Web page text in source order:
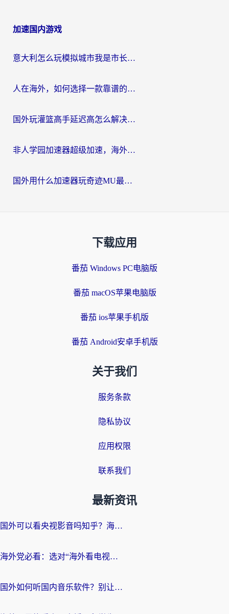
加速国内游戏
意大利怎么玩模拟城市我是市长？海外党国服游戏加速终极攻略（附三国3量子特攻解决办法）
人在海外，如何选择一款靠谱的玩剑灵2加速器？
国外玩灌篮高手延迟高怎么解决？海外玩家国服游戏加速终极指南
非人学园加速器超级加速，海外玩家重返国服的通行证
国外用什么加速器玩奇迹MU最好？2026海外玩家国服游戏加速全攻略
下载应用
番茄 Windows PC电脑版
番茄 macOS苹果电脑版
番茄 ios苹果手机版
番茄 Android安卓手机版
关于我们
服务条款
隐私协议
应用权限
联系我们
最新资讯
国外可以看央视影音吗知乎？海外党亲测有效的回国加速方案
海外党必看：选对“海外看电视剧软件”，再也不用愁国内剧刷不了
国外如何听国内音乐软件？别让地域限制，断了你的中文歌单